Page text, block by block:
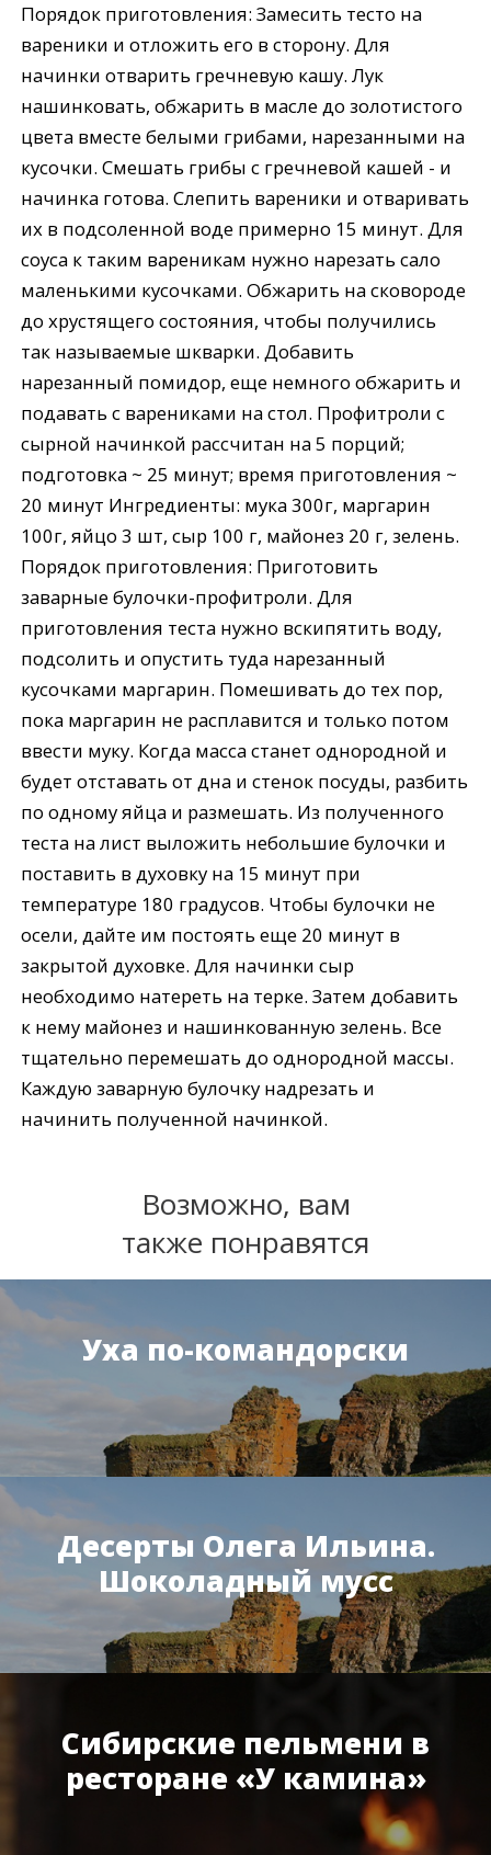
Порядок приготовления: Замесить тесто на
вареники и отложить его в сторону. Для
начинки отварить гречневую кашу. Лук
нашинковать, обжарить в масле до золотистого
цвета вместе белыми грибами, нарезанными на
кусочки. Смешать грибы с гречневой кашей - и
начинка готова. Слепить вареники и отваривать
их в подсоленной воде примерно 15 минут. Для
соуса к таким вареникам нужно нарезать сало
маленькими кусочками. Обжарить на сковороде
до хрустящего состояния, чтобы получились
так называемые шкварки. Добавить
нарезанный помидор, еще немного обжарить и
подавать с варениками на стол. Профитроли с
сырной начинкой рассчитан на 5 порций;
подготовка ~ 25 минут; время приготовления ~
20 минут Ингредиенты: мука 300г, маргарин
100г, яйцо 3 шт, сыр 100 г, майонез 20 г, зелень.
Порядок приготовления: Приготовить
заварные булочки-профитроли. Для
приготовления теста нужно вскипятить воду,
подсолить и опустить туда нарезанный
кусочками маргарин. Помешивать до тех пор,
пока маргарин не расплавится и только потом
ввести муку. Когда масса станет однородной и
будет отставать от дна и стенок посуды, разбить
по одному яйца и размешать. Из полученного
теста на лист выложить небольшие булочки и
поставить в духовку на 15 минут при
температуре 180 градусов. Чтобы булочки не
осели, дайте им постоять еще 20 минут в
закрытой духовке. Для начинки сыр
необходимо натереть на терке. Затем добавить
к нему майонез и нашинкованную зелень. Все
тщательно перемешать до однородной массы.
Каждую заварную булочку надрезать и
начинить полученной начинкой.
Возможно, вам
также понравятся
Уха по-командорски
Десерты Олега Ильина.
Шоколадный мусс
Сибирские пельмени в
ресторане «У камина»